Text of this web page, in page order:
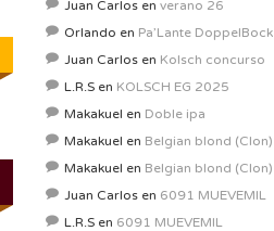
Juan Carlos en verano 26
Orlando en Pa’Lante DoppelBock
Juan Carlos en Kolsch concurso
L.R.S en KOLSCH EG 2025
Makakuel en Doble ipa
Makakuel en Belgian blond (Clon)
Makakuel en Belgian blond (Clon)
Juan Carlos en 6091 MUEVEMIL
L.R.S en 6091 MUEVEMIL